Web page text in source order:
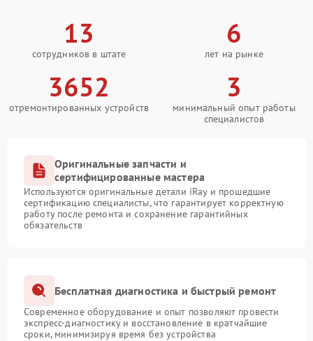
13
сотрудников в штате
6
лет на рынке
3652
отремонтированных устройств
3
минимальный опыт работы
специалистов
Оригинальные запчасти и
сертифицированные мастера
Используются оригинальные детали iRay и прошедшие
сертификацию специалисты, что гарантирует корректную
работу после ремонта и сохранение гарантийных
обязательств
Бесплатная диагностика и быстрый ремонт
Современное оборудование и опыт позволяют провести
экспресс-диагностику и восстановление в кратчайшие
сроки, минимизируя время без устройства